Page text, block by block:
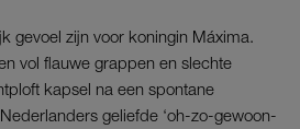
gevoel zijn voor koningin Máxima.
vol flauwe grappen en slechte
kapsel na een spontane
geliefde ‘oh-zo-gewoon-